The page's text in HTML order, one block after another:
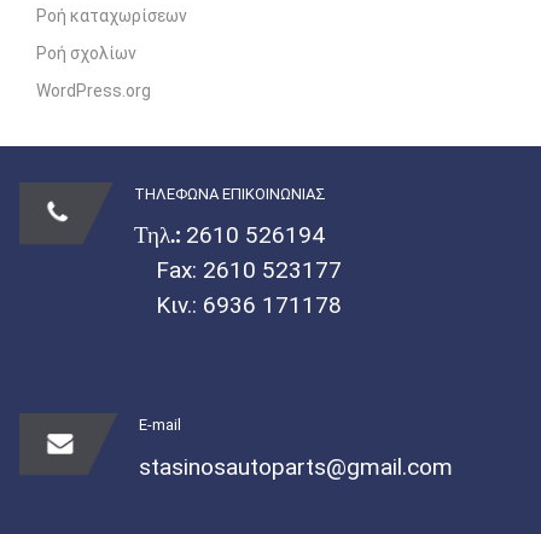
Ροή καταχωρίσεων
Ροή σχολίων
WordPress.org
ΤΗΛΕΦΩΝΑ ΕΠΙΚΟΙΝΩΝΙΑΣ
Τηλ.: 2610 526194
Fax: 2610 523177
Κιν.: 6936 171178
E-mail
stasinosautoparts@gmail.com